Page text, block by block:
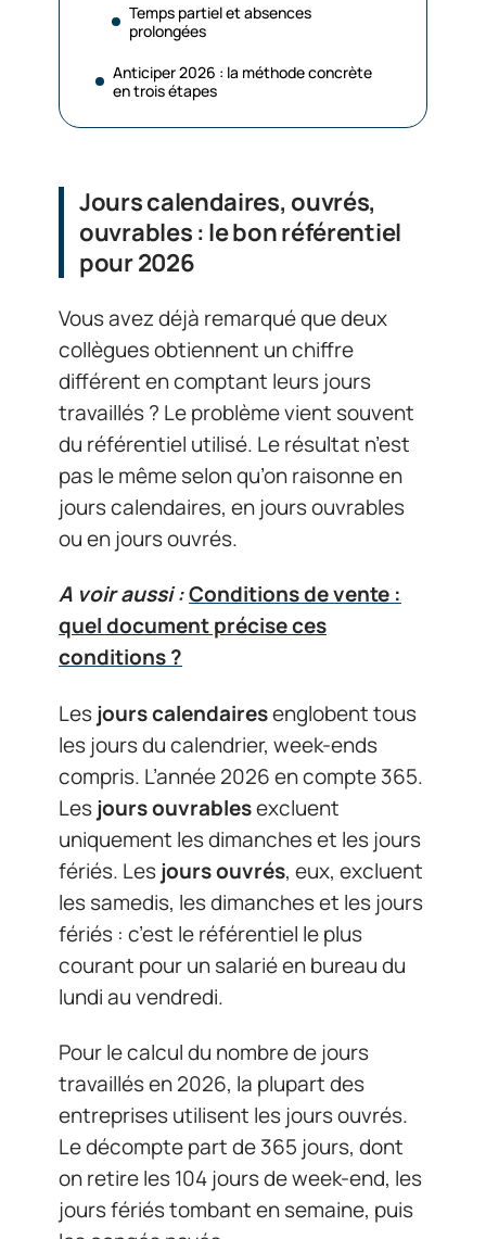
Temps partiel et absences
prolongées
Anticiper 2026 : la méthode concrète
en trois étapes
Jours calendaires, ouvrés,
ouvrables : le bon référentiel
pour 2026
Vous avez déjà remarqué que deux
collègues obtiennent un chiffre
différent en comptant leurs jours
travaillés ? Le problème vient souvent
du référentiel utilisé. Le résultat n’est
pas le même selon qu’on raisonne en
jours calendaires, en jours ouvrables
ou en jours ouvrés.
A voir aussi :Conditions de vente :
quel document précise ces
conditions ?
Lesjours calendairesenglobent tous
les jours du calendrier, week-ends
compris. L’année 2026 en compte 365.
Lesjours ouvrablesexcluent
uniquement les dimanches et les jours
fériés. Lesjours ouvrés, eux, excluent
les samedis, les dimanches et les jours
fériés : c’est le référentiel le plus
courant pour un salarié en bureau du
lundi au vendredi.
Pour le calcul du nombre de jours
travaillés en 2026, la plupart des
entreprises utilisent les jours ouvrés.
Le décompte part de 365 jours, dont
on retire les 104 jours de week-end, les
jours fériés tombant en semaine, puis